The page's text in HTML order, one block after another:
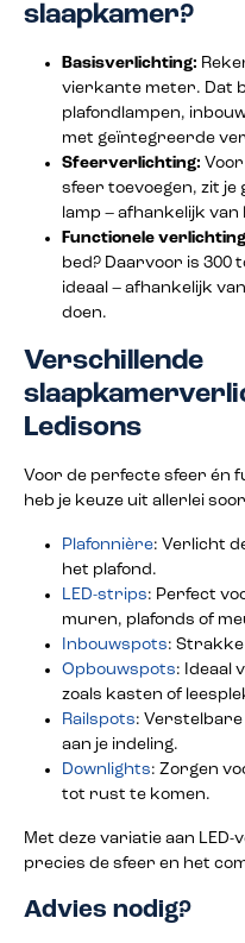
slaapkamer?
Basisverlichting:
vierkante meter. Dat
plafondlampen,
met geïntegreerde
Sfeerverlichting:
sfeer toevoegen, zit je
lamp – afhankelijk
Functionele
bed? Daarvoor is 300
ideaal – afhankelijk
doen.
Verschillende
Ledisons
Voor de perfecte sfeer én
heb je keuze uit allerlei
Plafonnière: Verlicht
het plafond.
LED-strips: Perfect
muren, plafonds of
Inbouwspots:
Opbouwspots: Ideaal
zoals kasten of
Railspots: Verstelbare
aan je indeling.
Downlights: Zorgen
tot rust te komen.
Met deze variatie aan
precies de sfeer en het
Advies nodig?